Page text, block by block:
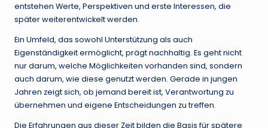
entstehen Werte, Perspektiven und erste Interessen, die
später weiterentwickelt werden.
Ein Umfeld, das sowohl Unterstützung als auch
Eigenständigkeit ermöglicht, prägt nachhaltig. Es geht nicht
nur darum, welche Möglichkeiten vorhanden sind, sondern
auch darum, wie diese genutzt werden. Gerade in jungen
Jahren zeigt sich, ob jemand bereit ist, Verantwortung zu
übernehmen und eigene Entscheidungen zu treffen.
Die Erfahrungen aus dieser Zeit bilden die Basis für spätere